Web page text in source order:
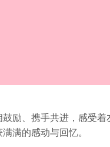
励、携手共进，感受
满的感动与回忆。